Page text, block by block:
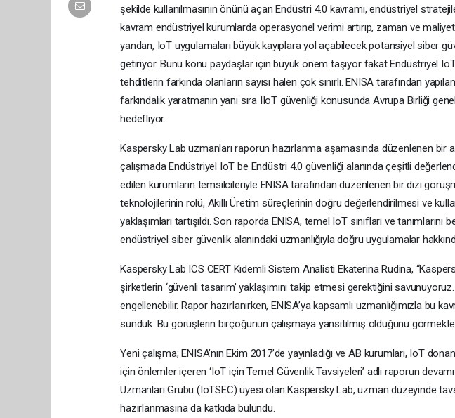
şekilde kullanılmasının önünü açan Endüstri 4.0 kavramı, endüstriyel
kavram endüstriyel kurumlarda operasyonel verimi artırıp, zaman ve
yandan, IoT uygulamaları büyük kayıplara yol açabilecek potansiyel siber
getiriyor. Bunu konu paydaşlar için büyük önem taşıyor fakat Endüstriyel
tehditlerin farkında olanların sayısı halen çok sınırlı. ENISA tarafından
farkındalık yaratmanın yanı sıra IIoT güvenliği konusunda Avrupa Birliği
hedefliyor.
Kaspersky Lab uzmanları raporun hazırlanma aşamasında düzenlenen bir
çalışmada Endüstriyel IoT be Endüstri 4.0 güvenliği alanında çeşitli
edilen kurumların temsilcileriyle ENISA tarafından düzenlenen bir dizi
teknolojilerinin rolü, Akıllı Üretim süreçlerinin doğru değerlendirilmesi ve
yaklaşımları tartışıldı. Son raporda ENISA, temel IoT sınıfları ve tanımlarını
endüstriyel siber güvenlik alanındaki uzmanlığıyla doğru uygulamalar
Kaspersky Lab ICS CERT Kıdemli Sistem Analisti Ekaterina Rudina,
şirketlerin ‘güvenli tasarım’ yaklaşımını takip etmesi gerektiğini
engellenebilir. Rapor hazırlanırken, ENISA’ya kapsamlı uzmanlığımızla bu
sunduk. Bu görüşlerin birçoğunun çalışmaya yansıtılmış olduğunu
Yeni çalışma; ENISA’nın Ekim 2017’de yayınladığı ve AB kurumları, IoT
için önlemler içeren ‘IoT için Temel Güvenlik Tavsiyeleri’ adlı raporun
Uzmanları Grubu (IoTSEC) üyesi olan Kaspersky Lab, uzman düzeyinde
hazırlanmasına da katkıda bulundu.